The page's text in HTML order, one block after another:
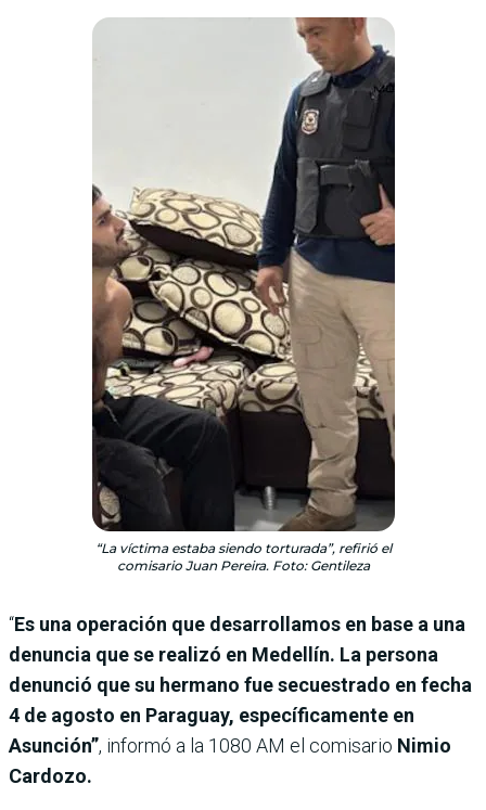
“La víctima estaba siendo torturada”, refirió el
comisario Juan Pereira. Foto: Gentileza
“Es una operación que desarrollamos en base a una
denuncia que se realizó en Medellín. La persona
denunció que su hermano fue secuestrado en fecha
4 de agosto en Paraguay, específicamente en
Asunción”, informó a la 1080 AM el comisario Nimio
Cardozo.